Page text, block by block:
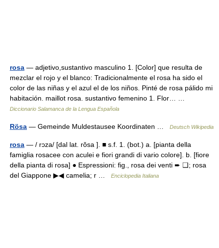
rosa — adjetivo,sustantivo masculino 1. [Color] que resulta de
mezclar el rojo y el blanco: Tradicionalmente el rosa ha sido el
color de las niñas y el azul el de los niños. Pinté de rosa pálido mi
habitación. maillot rosa. sustantivo femenino 1. Flor… …
Diccionario Salamanca de la Lengua Española
Rösa — Gemeinde Muldestausee Koordinaten … Deutsch Wikipedia
rosa — / rɔza/ [dal lat. rŏsa ]. ■ s.f. 1. (bot.) a. [pianta della
famiglia rosacee con aculei e fiori grandi di vario colore]. b. [fiore
della pianta di rosa] ● Espressioni: fig., rosa dei venti ➨ ❑; rosa
del Giappone ▶◀ camelia; r …
Enciclopedia Italiana